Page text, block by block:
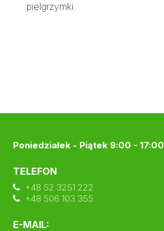
pielgrzymki.
Poniedziałek - Piątek 9:00 - 17:00
TELEFON
+48 52 3251 222
+48 506 103 355
E-MAIL: